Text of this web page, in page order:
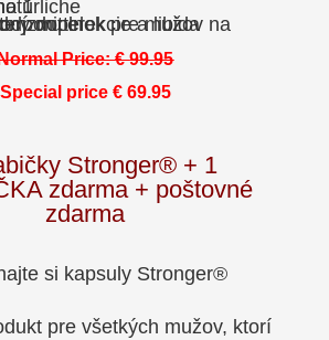
Price:€99.95
Special price € 69.95
Stronger® + 1
zdarma + poštovné
zdarma
si kapsuly Stronger®
pre všetkých mužov, ktorí